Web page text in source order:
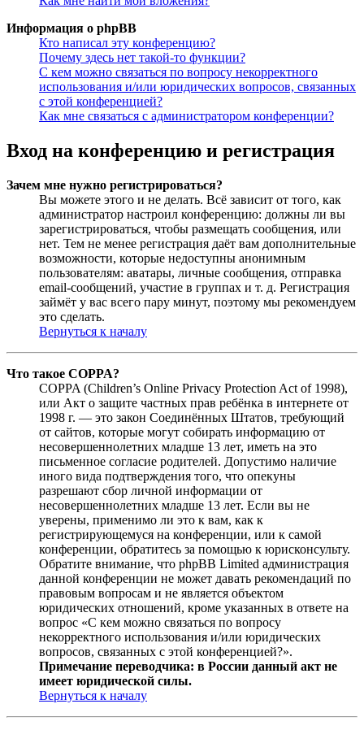
Информация о phpBB
Кто написал эту конференцию?
Почему здесь нет такой-то функции?
С кем можно связаться по вопросу некорректного
использования и/или юридических вопросов, связанных
с этой конференцией?
Как мне связаться с администратором конференции?
Вход на конференцию и регистрация
Зачем мне нужно регистрироваться?
Вы можете этого и не делать. Всё зависит от того, как
администратор настроил конференцию: должны ли вы
зарегистрироваться, чтобы размещать сообщения, или
нет. Тем не менее регистрация даёт вам дополнительные
возможности, которые недоступны анонимным
пользователям: аватары, личные сообщения, отправка
email-сообщений, участие в группах и т. д. Регистрация
займёт у вас всего пару минут, поэтому мы рекомендуем
это сделать.
Вернуться к началу
Что такое COPPA?
COPPA (Children’s Online Privacy Protection Act of 1998),
или Акт о защите частных прав ребёнка в интернете от
1998 г. — это закон Соединённых Штатов, требующий
от сайтов, которые могут собирать информацию от
несовершеннолетних младше 13 лет, иметь на это
письменное согласие родителей. Допустимо наличие
иного вида подтверждения того, что опекуны
разрешают сбор личной информации от
несовершеннолетних младше 13 лет. Если вы не
уверены, применимо ли это к вам, как к
регистрирующемуся на конференции, или к самой
конференции, обратитесь за помощью к юрисконсульту.
Обратите внимание, что phpBB Limited администрация
данной конференции не может давать рекомендаций по
правовым вопросам и не является объектом
юридических отношений, кроме указанных в ответе на
вопрос «С кем можно связаться по вопросу
некорректного использования и/или юридических
вопросов, связанных с этой конференцией?».
Примечание переводчика: в России данный акт не
имеет юридической силы.
Вернуться к началу